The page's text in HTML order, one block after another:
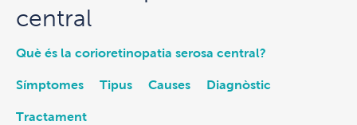
central
Què és la corioretinopatia serosa central?
Símptomes Tipus Causes Diagnòstic
Tractament